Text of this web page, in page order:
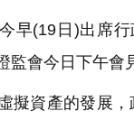
早(19日)出席行
監會今日下午會
擬資產的發展，